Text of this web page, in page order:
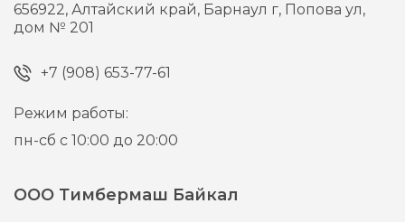
656922,Алтайский край, Барнаул г, Попова ул,
дом № 201
+7 (908) 653-77-61
Режим работы:
пн-сб с 10:00 до 20:00
ООО Тимбермаш Байкал